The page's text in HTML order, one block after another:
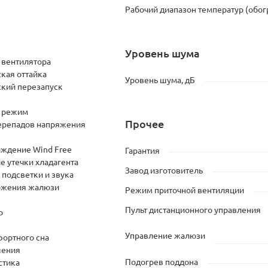
оттайка
перезапуск
напряжения
Wind Free
утечки хладагента
и звука
жалюзи
сна
Рабочий диапазон температур
Уровень шума
Уровень шума, дБ
Прочее
Гарантия
Завод изготовитель
Режим приточной вентиляции
Пульт дистанционного управления
Управление жалюзи
Подогрев поддона